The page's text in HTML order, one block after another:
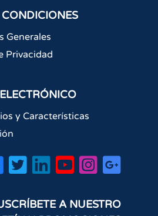
Generales
Privacidad
y Características
A NUESTRO